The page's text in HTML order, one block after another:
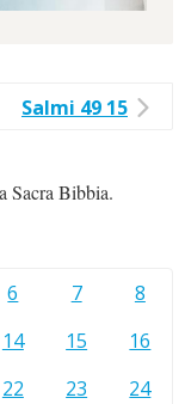
Salmi 49 15
Sacra Bibbia.
6 7
8
14 15
16
22 23
24